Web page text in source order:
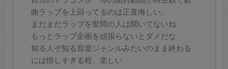
曲ラップを上回ってるのは正直悔しい。
まだまだラップを世間の人は聞いてないね
もっとラップ企画を頑張らないとダメだな
知る人ぞ知る音楽ジャンルみたいのまま終わる
には惜しすぎる程、楽しい